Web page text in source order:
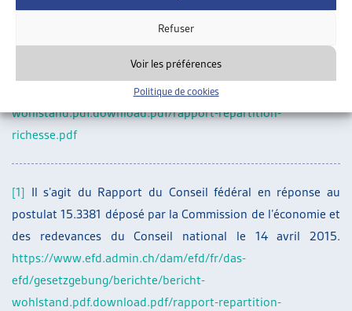
Refuser
Voir les préférences
Politique de cookies
38% à 44%.
Lien vers le rapport :
https://www.efd.admin.ch/dam/efd/fr/das-
efd/gesetzgebung/berichte/bericht-
wohlstand.pdf.download.pdf/rapport-repartition-
richesse.pdf
[1] Il s’agit du Rapport du Conseil fédéral en réponse au
postulat 15.3381 déposé par la Commission de l’économie et
des redevances du Conseil national le 14 avril 2015.
https://www.efd.admin.ch/dam/efd/fr/das-
efd/gesetzgebung/berichte/bericht-
wohlstand.pdf.download.pdf/rapport-repartition-